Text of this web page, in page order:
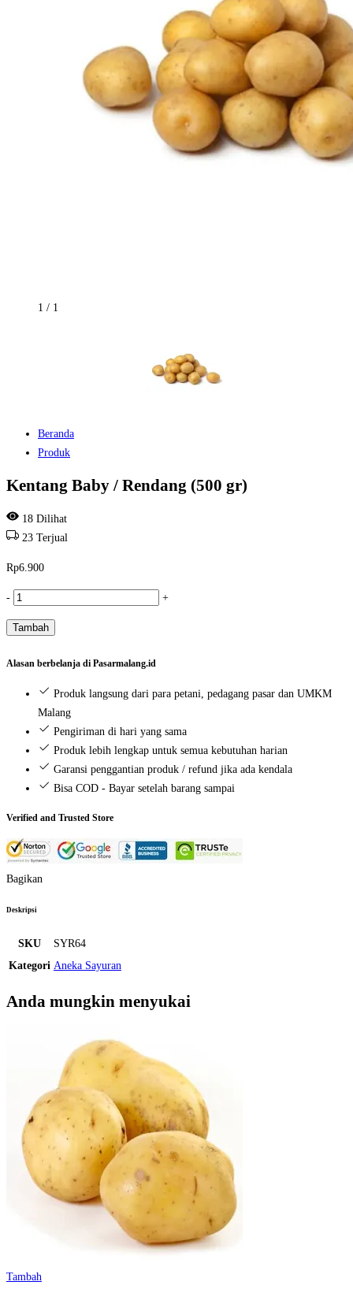
1 / 1
Beranda
Produk
Kentang Baby / Rendang (500 gr)
18 Dilihat
23 Terjual
Rp6.900
- Kuantitas
Baby
(500
+
Tambah
Alasan berbelanja di Pasarmalang.id
Produk langsung dari para petani, pedagang pasar dan UMKM
Malang
Pengiriman di hari yang sama
Produk lebih lengkap untuk semua kebutuhan harian
Garansi penggantian produk / refund jika ada kendala
Bisa COD - Bayar setelah barang sampai
Verified and Trusted Store
Bagikan
Deskripsi
SKU
SYR64
Kategori Aneka Sayuran
Anda mungkin menyukai
Tambah